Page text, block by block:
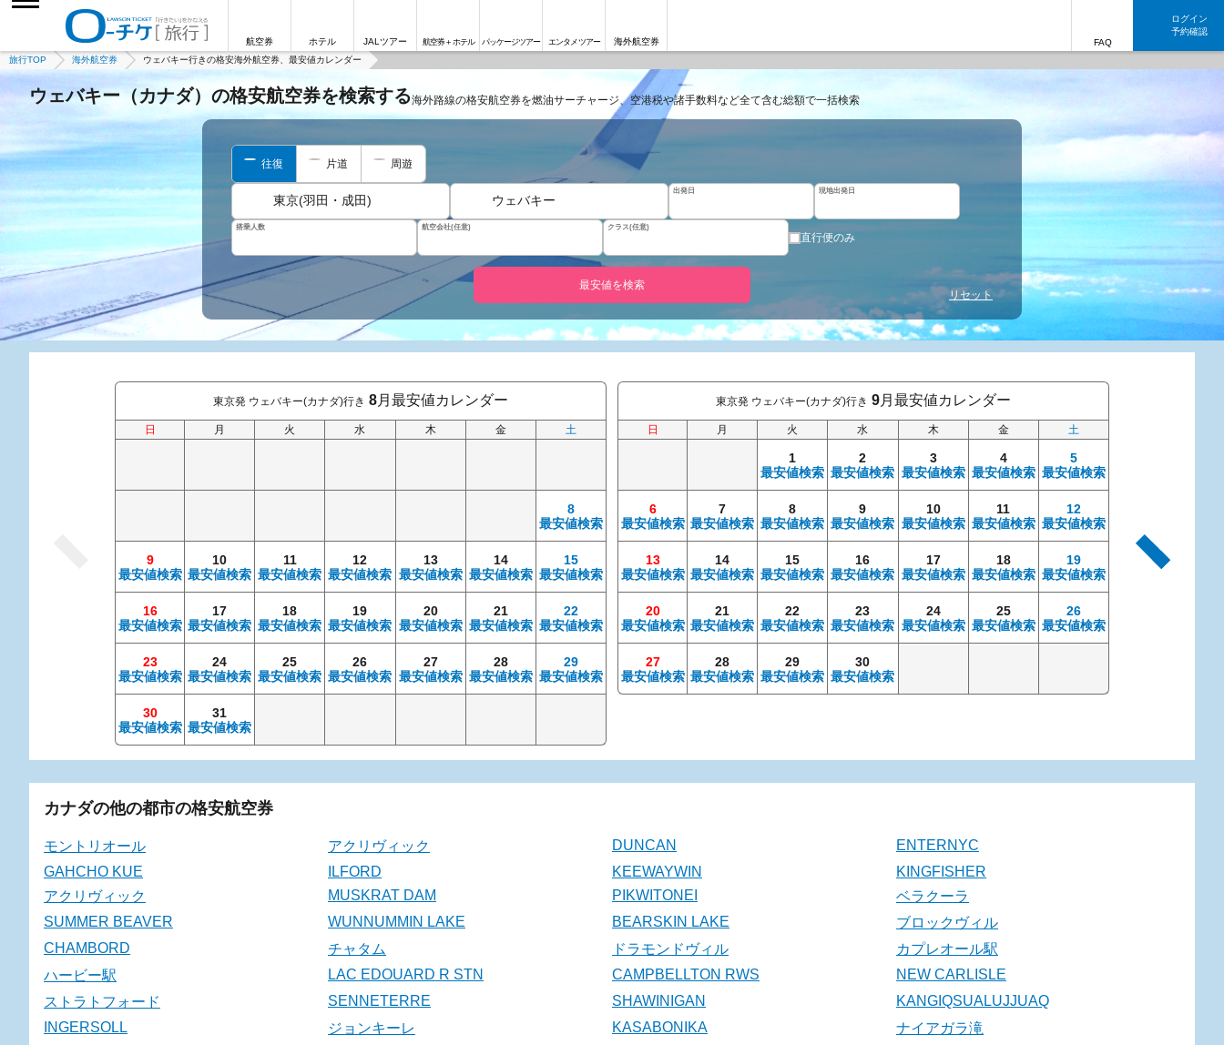
航空券 ホテル JALツアー 航空券＋ホテル パッケージツアー エンタメツアー 海外航空券 FAQ
ログイン
予約確認
旅行TOP 海外航空券 ウェバキー行きの格安海外航空券、最安値カレンダー
ウェバキー（カナダ）の格安航空券を検索する海外路線の格安航空券を燃油サーチャージ、空港税や諸手数料など全て含む総額で一括検索
往復 片道 周遊
東京(羽田・成田) ウェバキー
出発日 現地出発日
搭乗人数 航空会社(任意) クラス(任意)
直行便のみ
最安値を検索
リセット
東京発 ウェバキー(カナダ)行き 8月最安値カレンダー
日 月 火 水 木 金 土
8
最安値検索
9
最安値検索
10
最安値検索
11
最安値検索
12
最安値検索
13
最安値検索
14
最安値検索
15
最安値検索
16
最安値検索
17
最安値検索
18
最安値検索
19
最安値検索
20
最安値検索
21
最安値検索
22
最安値検索
23
最安値検索
24
最安値検索
25
最安値検索
26
最安値検索
27
最安値検索
28
最安値検索
29
最安値検索
30
最安値検索
31
最安値検索
東京発 ウェバキー(カナダ)行き 9月最安値カレンダー
日 月 火 水 木 金 土
1
最安値検索
2
最安値検索
3
最安値検索
4
最安値検索
5
最安値検索
6
最安値検索
7
最安値検索
8
最安値検索
9
最安値検索
10
最安値検索
11
最安値検索
12
最安値検索
13
最安値検索
14
最安値検索
15
最安値検索
16
最安値検索
17
最安値検索
18
最安値検索
19
最安値検索
20
最安値検索
21
最安値検索
22
最安値検索
23
最安値検索
24
最安値検索
25
最安値検索
26
最安値検索
27
最安値検索
28
最安値検索
29
最安値検索
30
最安値検索
11
最安値検索
カナダの他の都市の格安航空券
モントリオール アクリヴィック DUNCAN
ENTERNYC
GAHCHO KUE
ILFORD KEEWAYWIN
KINGFISHER
アクリヴィック
MUSKRAT DAM PIKWITONEI
ベラクーラ
SUMMER BEAVER
WUNNUMMIN LAKE BEARSKIN LAKE
ブロックヴィル
CHAMBORD
チャタム ドラモンドヴィル
カプレオール駅
ハービー駅
LAC EDOUARD R STN CAMPBELLTON RWS
NEW CARLISLE
ストラトフォード
SENNETERRE SHAWINIGAN
KANGIQSUALUJJUAQ
INGERSOLL
ジョンキーレ KASABONIKA
ナイアガラ滝